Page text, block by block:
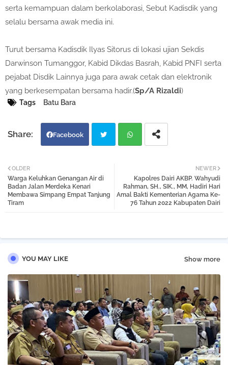
serta kemampuan dalam berkolaborasi, Sebut Kadisdik yang
selalu bersama awak media ini.
Turut bersama Kadisdik Ilyas Sitorus di lokasi ujian Sekdis
Darwinson Tumanggor, Kabid Dikdas Basrah, Kabid PNFI serta
pejabat Disdik Lainnya juga para awak cetak dan elektronik
yang berkesempatan bersama hadir.(Sp/A Rizaldi)
Tags Batu Bara
Facebook
tter atsa
pp
NEWER
Kapolres Dairi AKBP. Wahyudi
Rahman, SH., SIK., MM, Hadiri Hari
Amal Bakti Kementerian Agama Ke-
76 Tahun 2022 Kabupaten Dairi
OLDER
Warga Keluhkan Genangan Air di
Badan Jalan Merdeka Kenari
Membawa Simpang Empat Tanjung
Tiram
YOU MAY LIKE Show more